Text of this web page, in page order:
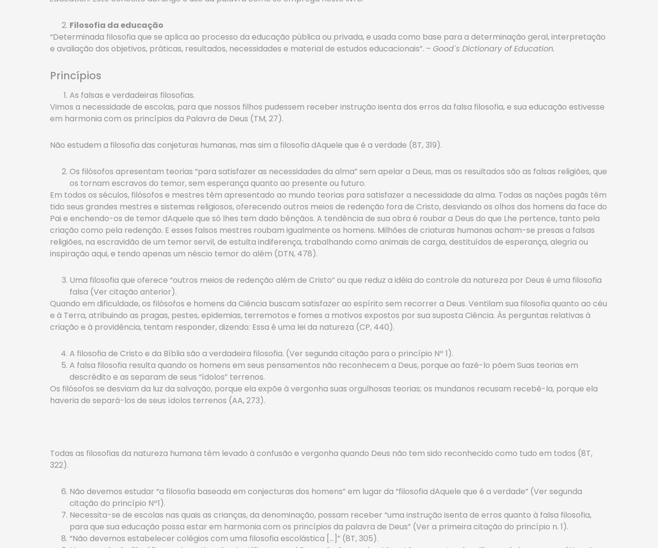
Filosofia da educação
“Determinada filosofia que se aplica ao processo da educação pública ou privada, e usada como base para a determinação geral, interpretação
e avaliação dos objetivos, práticas, resultados, necessidades e material de estudos educacionais”. – Good`s Dictionary of Education.
Princípios
As falsas e verdadeiras filosofias.
Vimos a necessidade de escolas, para que nossos filhos pudessem receber instrução isenta dos erros da falsa filosofia, e sua educação estivesse
em harmonia com os princípios da Palavra de Deus (TM, 27).
Não estudem a filosofia das conjeturas humanas, mas sim a filosofia dAquele que é a verdade (8T, 319).
Os filósofos apresentam teorias “para satisfazer as necessidades da alma” sem apelar a Deus, mas os resultados são as falsas religiões, que
os tornam escravos do temor, sem esperança quanto ao presente ou futuro.
Em todos os séculos, filósofos e mestres têm apresentado ao mundo teorias para satisfazer a necessidade da alma. Todas as nações pagãs têm
tido seus grandes mestres e sistemas religiosos, oferecendo outros meios de redenção fora de Cristo, desviando os olhos dos homens da face do
Pai e enchendo-os de temor dAquele que só lhes tem dado bênçãos. A tendência de sua obra é roubar a Deus do que Lhe pertence, tanto pela
criação como pela redenção. E esses falsos mestres roubam igualmente os homens. Milhões de criaturas humanas acham-se presas a falsas
religiões, na escravidão de um temor servil, de estulta indiferença, trabalhando como animais de carga, destituídos de esperança, alegria ou
inspiração aqui, e tendo apenas um néscio temor do além (DTN, 478).
Uma filosofia que oferece “outros meios de redenção além de Cristo” ou que reduz a idéia do controle da natureza por Deus é uma filosofia
falsa (Ver citação anterior).
Quando em dificuldade, os filósofos e homens da Ciência buscam satisfazer ao espírito sem recorrer a Deus. Ventilam sua filosofia quanto ao céu
e à Terra, atribuindo as pragas, pestes, epidemias, terremotos e fomes a motivos expostos por sua suposta Ciência. Às perguntas relativas à
criação e à providência, tentam responder, dizendo: Essa é uma lei da natureza (CP, 440).
A filosofia de Cristo e da Bíblia são a verdadeira filosofia. (Ver segunda citação para o princípio Nº 1).
A falsa filosofia resulta quando os homens em seus pensamentos não reconhecem a Deus, porque ao fazê-lo põem Suas teorias em
descrédito e as separam de seus “ídolos” terrenos.
Os filósofos se desviam da luz da salvação, porque ela expõe à vergonha suas orgulhosas teorias; os mundanos recusam recebê-la, porque ela
haveria de separá-los de seus ídolos terrenos (AA, 273).
Todas as filosofias da natureza humana têm levado à confusão e vergonha quando Deus não tem sido reconhecido como tudo em todos (8T,
322).
Não devemos estudar “a filosofia baseada em conjecturas dos homens” em lugar da “filosofia dAquele que é a verdade” (Ver segunda
citação do princípio Nº1).
Necessita-se de escolas nas quais as crianças, da denominação, possam receber “uma instrução isenta de erros quanto à falsa filosofia,
para que sua educação possa estar em harmonia com os princípios da palavra de Deus” (Ver a primeira citação do princípio n. 1).
“Não devemos estabelecer colégios com uma filosofia escolástica […]” (8T, 305).